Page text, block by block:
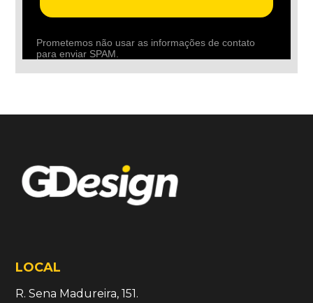
Prometemos não usar as informações de contato
para enviar SPAM.
LOCAL
R. Sena Madureira, 151.